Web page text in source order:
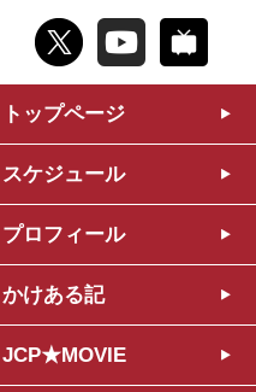
トップページ
スケジュール
プロフィール
かけある記
JCP★MOVIE